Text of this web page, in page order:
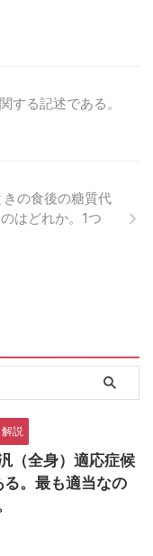
する記述である。
の食後の糖質代
はどれか。1つ
説
（全身）適応症候
。最も適当なの